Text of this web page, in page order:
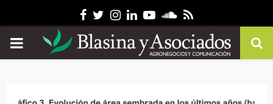
Facebook
Twitter
Instagram
Linkedin
YoutubeSoundcloud
Rss
PRIMARY